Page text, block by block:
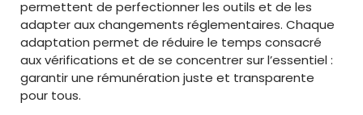
permettent de perfectionner les outils et de les
adapter aux changements réglementaires. Chaque
adaptation permet de réduire le temps consacré
aux vérifications et de se concentrer sur l’essentiel :
garantir une rémunération juste et transparente
pour tous.